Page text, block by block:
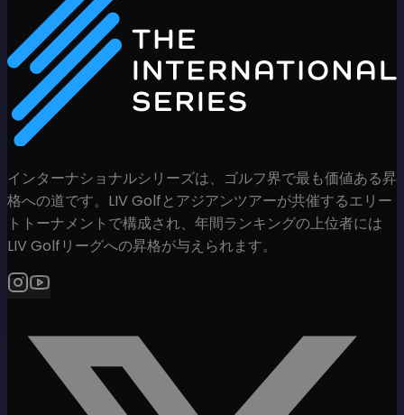
インターナショナルシリーズは、ゴルフ界で最も価値ある昇
格への道です。LIV Golfとアジアンツアーが共催するエリー
トトーナメントで構成され、年間ランキングの上位者には
LIV Golfリーグへの昇格が与えられます。